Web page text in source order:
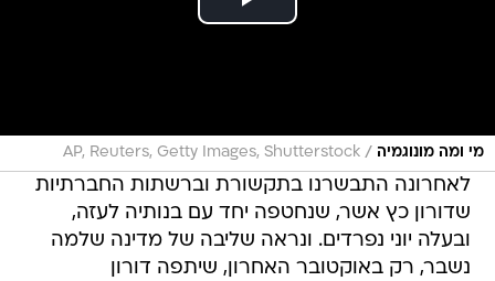
מי ומה מונוגמיה /
AP, Reuters, Getty Images, Shutterstock
לאחרונה התבשרנו בתקשורת וברשתות החברתיות
שדורון כץ אשר, שנחטפה יחד עם בנותיה לעזה,
ובעלה יוני נפרדים. ונראה שליבה של מדינה שלמה
נשבר, רק באוקטובר האחרון, שיתפה דורון